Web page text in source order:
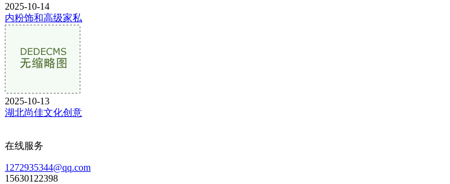
2025-10-14
内粉饰和高级家私
2025-10-13
湖北尚佳文化创意
在线服务
1272935344@qq.com
15630122398